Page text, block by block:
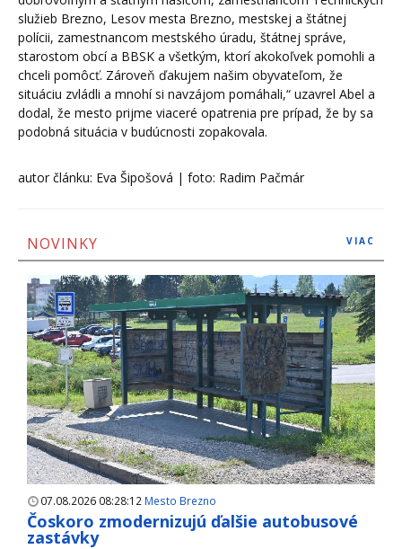
služieb Brezno, Lesov mesta Brezno, mestskej a štátnej
polícii, zamestnancom mestského úradu, štátnej správe,
starostom obcí a BBSK a všetkým, ktorí akokoľvek pomohli a
chceli pomôcť. Zároveň ďakujem našim obyvateľom, že
situáciu zvládli a mnohí si navzájom pomáhali,“ uzavrel Abel a
dodal, že mesto prijme viaceré opatrenia pre prípad, že by sa
podobná situácia v budúcnosti zopakovala.
autor článku: Eva Šipošová | foto: Radim Pačmár
NOVINKY VIAC
07.08.2026 08:28:12 Mesto Brezno
Čoskoro zmodernizujú ďalšie autobusové
zastávky